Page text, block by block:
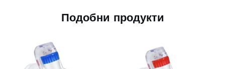
Подобни продукти